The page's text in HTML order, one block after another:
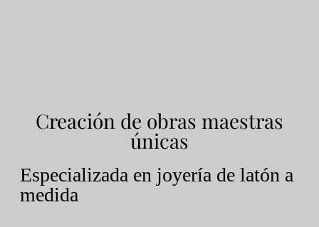
Creación de obras maestras
únicas
Especializada en joyería de latón a
medida